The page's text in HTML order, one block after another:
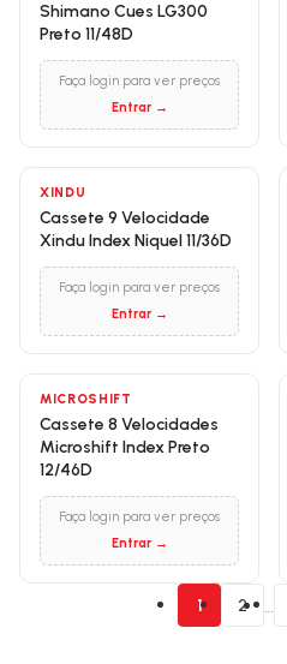
Shimano Cues LG300
Preto 11/48D
Faça login para ver preços
Entrar →
XINDU
Cassete 9 Velocidade
Xindu Index Niquel 11/36D
Faça login para ver preços
Entrar →
MICROSHIFT
Cassete 8 Velocidades
Microshift Index Preto
12/46D
Faça login para ver preços
Entrar →
1 2